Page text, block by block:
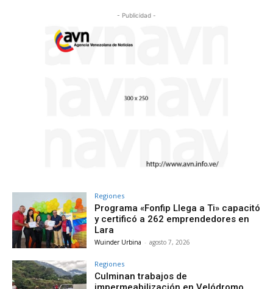
- Publicidad -
Regiones
Programa «Fonfip Llega a Ti» capacitó
y certificó a 262 emprendedores en
Lara
Wuinder Urbina - agosto 7, 2026
Regiones
Culminan trabajos de